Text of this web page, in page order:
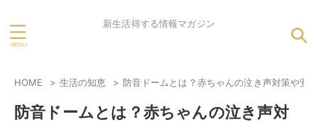
新生活得する情報マガジン
HOME 生活の知恵 防音ドームとは？赤ちゃんの泣き声対策や安
防音ドームとは？赤ちゃんの泣き声対